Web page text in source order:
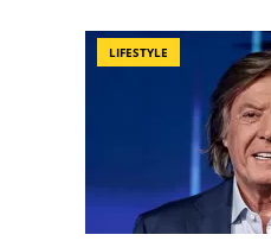
LIFESTYLE